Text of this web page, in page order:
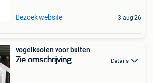
Bezoek website 3 aug 26
vogelkooien voor buiten
Zie omschrijving Details